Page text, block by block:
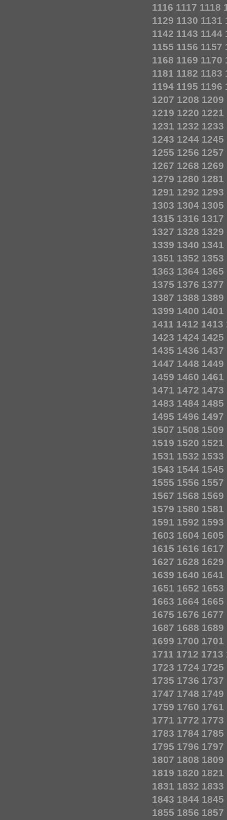
1116 1117 1118
1129 1130 1131
1142 1143 1144
1155 1156 1157
1168 1169 1170
1181 1182 1183
1194 1195 1196
1207 1208 1209
1219 1220 1221
1231 1232 1233
1243 1244 1245
1255 1256 1257
1267 1268 1269
1279 1280 1281
1291 1292 1293
1303 1304 1305
1315 1316 1317
1327 1328 1329
1339 1340 1341
1351 1352 1353
1363 1364 1365
1375 1376 1377
1387 1388 1389
1399 1400 1401
1411 1412 1413
1423 1424 1425
1435 1436 1437
1447 1448 1449
1459 1460 1461
1471 1472 1473
1483 1484 1485
1495 1496 1497
1507 1508 1509
1519 1520 1521
1531 1532 1533
1543 1544 1545
1555 1556 1557
1567 1568 1569
1579 1580 1581
1591 1592 1593
1603 1604 1605
1615 1616 1617
1627 1628 1629
1639 1640 1641
1651 1652 1653
1663 1664 1665
1675 1676 1677
1687 1688 1689
1699 1700 1701
1711 1712 1713
1723 1724 1725
1735 1736 1737
1747 1748 1749
1759 1760 1761
1771 1772 1773
1783 1784 1785
1795 1796 1797
1807 1808 1809
1819 1820 1821
1831 1832 1833
1843 1844 1845
1855 1856 1857